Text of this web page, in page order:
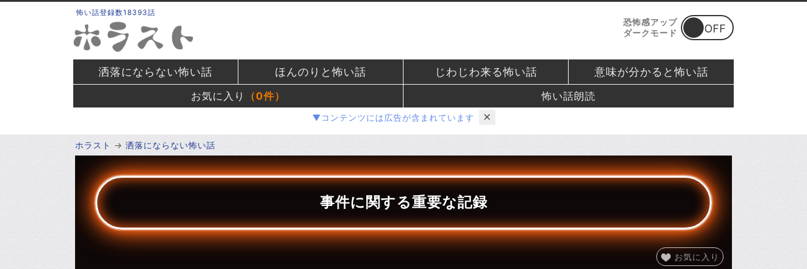
怖い話登録数18393話
恐怖感アップ
ダークモード
洒落にならない怖い話 ほんのりと怖い話 じわじわ来る怖い話 意味が分かると怖い話
お気に入り （ 0件） 怖い話朗読
▼コンテンツには広告が含まれています ✕
ホラスト 洒落にならない怖い話
事件に関する重要な記録
お気に入り